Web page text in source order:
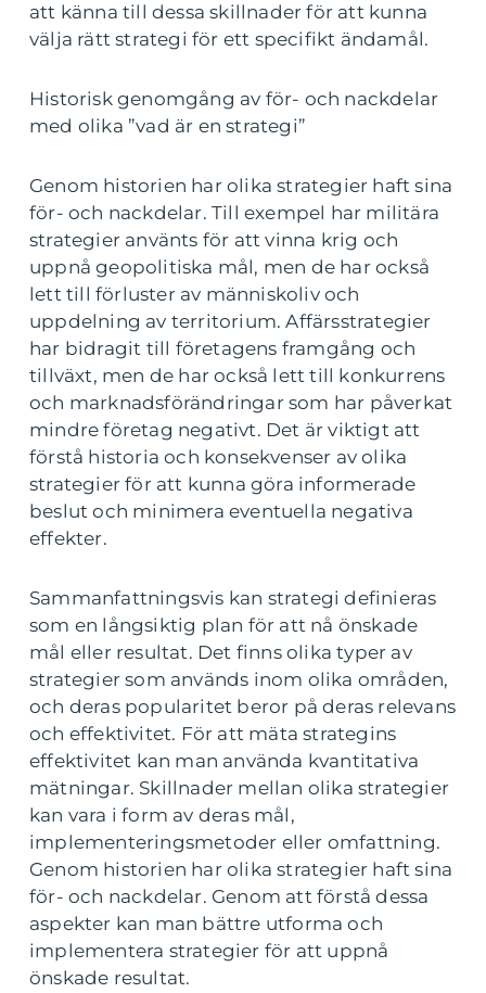
att känna till dessa skillnader för att kunna
välja rätt strategi för ett specifikt ändamål.
Historisk genomgång av för- och nackdelar
med olika ”vad är en strategi”
Genom historien har olika strategier haft sina
för- och nackdelar. Till exempel har militära
strategier använts för att vinna krig och
uppnå geopolitiska mål, men de har också
lett till förluster av människoliv och
uppdelning av territorium. Affärsstrategier
har bidragit till företagens framgång och
tillväxt, men de har också lett till konkurrens
och marknadsförändringar som har påverkat
mindre företag negativt. Det är viktigt att
förstå historia och konsekvenser av olika
strategier för att kunna göra informerade
beslut och minimera eventuella negativa
effekter.
Sammanfattningsvis kan strategi definieras
som en långsiktig plan för att nå önskade
mål eller resultat. Det finns olika typer av
strategier som används inom olika områden,
och deras popularitet beror på deras relevans
och effektivitet. För att mäta strategins
effektivitet kan man använda kvantitativa
mätningar. Skillnader mellan olika strategier
kan vara i form av deras mål,
implementeringsmetoder eller omfattning.
Genom historien har olika strategier haft sina
för- och nackdelar. Genom att förstå dessa
aspekter kan man bättre utforma och
implementera strategier för att uppnå
önskade resultat.